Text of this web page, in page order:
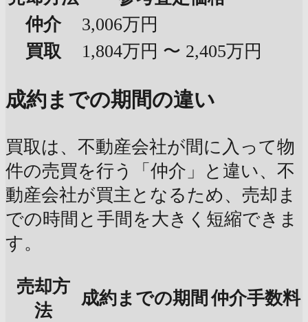
仲介
3,006万円
買取
1,804万円 〜 2,405万円
成約までの期間の違い
買取は、不動産会社が間に入って物
件の売買を行う「仲介」と違い、不
動産会社が買主となるため、売却ま
での時間と手間を大きく短縮できま
す。
売却方
法
成約までの期間 仲介手数料